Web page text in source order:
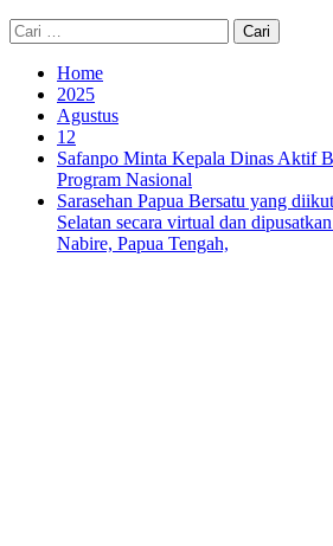
Cari
untuk:
Home
2025
Agustus
12
Safanpo Minta Kepala Dinas Aktif
Program Nasional
Sarasehan Papua Bersatu yang
Selatan secara virtual dan
Nabire, Papua Tengah,